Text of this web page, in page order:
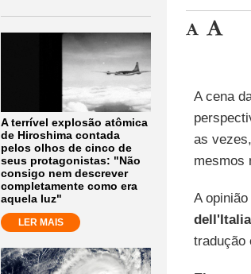
A terrível explosão atômica
de Hiroshima contada
pelos olhos de cinco de
seus protagonistas: "Não
consigo nem descrever
completamente como era
aquela luz"
LER MAIS
A cena
as
mesmos
A
tradução